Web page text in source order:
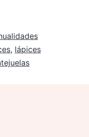
, lápices